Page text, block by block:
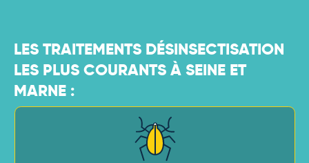
LES TRAITEMENTS DÉSINSECTISATION
LES PLUS COURANTS À SEINE ET
MARNE :